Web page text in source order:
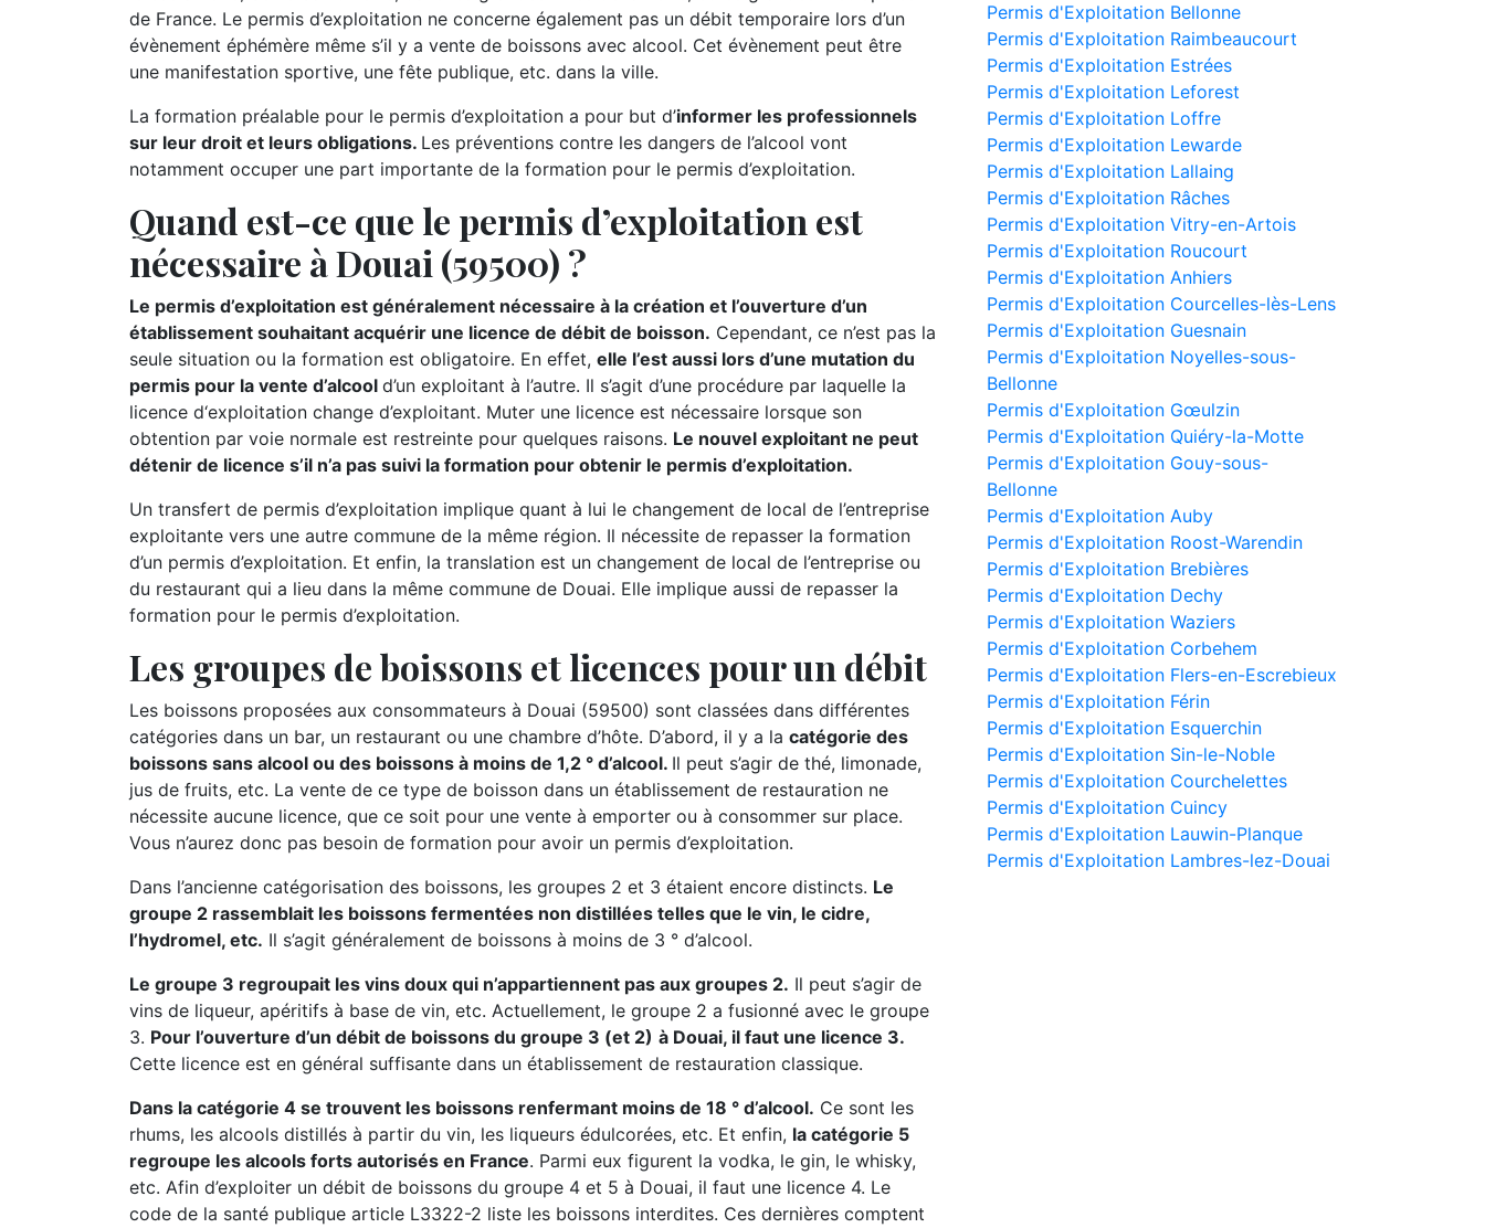
de France. Le permis d’exploitation ne concerne également pas un débit temporaire lors d’un
évènement éphémère même s’il y a vente de boissons avec alcool. Cet évènement peut être
une manifestation sportive, une fête publique, etc. dans la ville.
La formation préalable pour le permis d’exploitation a pour but d’informer les professionnels
sur leur droit et leurs obligations. Les préventions contre les dangers de l’alcool vont
notamment occuper une part importante de la formation pour le permis d’exploitation.
Quand est-ce que le permis d’exploitation est
nécessaire à Douai (59500) ?
Le permis d’exploitation est généralement nécessaire à la création et l’ouverture d’un
établissement souhaitant acquérir une licence de débit de boisson. Cependant, ce n’est pas la
seule situation ou la formation est obligatoire. En effet, elle l’est aussi lors d’une mutation du
permis pour la vente d’alcool d’un exploitant à l’autre. Il s’agit d’une procédure par laquelle la
licence d‘exploitation change d’exploitant. Muter une licence est nécessaire lorsque son
obtention par voie normale est restreinte pour quelques raisons. Le nouvel exploitant ne peut
détenir de licence s’il n’a pas suivi la formation pour obtenir le permis d’exploitation.
Un transfert de permis d’exploitation implique quant à lui le changement de local de l’entreprise
exploitante vers une autre commune de la même région. Il nécessite de repasser la formation
d’un permis d’exploitation. Et enfin, la translation est un changement de local de l’entreprise ou
du restaurant qui a lieu dans la même commune de Douai. Elle implique aussi de repasser la
formation pour le permis d’exploitation.
Les groupes de boissons et licences pour un débit
Les boissons proposées aux consommateurs à Douai (59500) sont classées dans différentes
catégories dans un bar, un restaurant ou une chambre d’hôte. D’abord, il y a la catégorie des
boissons sans alcool ou des boissons à moins de 1,2 ° d’alcool. Il peut s’agir de thé, limonade,
jus de fruits, etc. La vente de ce type de boisson dans un établissement de restauration ne
nécessite aucune licence, que ce soit pour une vente à emporter ou à consommer sur place.
Vous n’aurez donc pas besoin de formation pour avoir un permis d’exploitation.
Dans l’ancienne catégorisation des boissons, les groupes 2 et 3 étaient encore distincts. Le
groupe 2 rassemblait les boissons fermentées non distillées telles que le vin, le cidre,
l’hydromel, etc. Il s’agit généralement de boissons à moins de 3 ° d’alcool.
Le groupe 3 regroupait les vins doux qui n’appartiennent pas aux groupes 2. Il peut s’agir de
vins de liqueur, apéritifs à base de vin, etc. Actuellement, le groupe 2 a fusionné avec le groupe
3. Pour l’ouverture d’un débit de boissons du groupe 3 (et 2) à Douai, il faut une licence 3.
Cette licence est en général suffisante dans un établissement de restauration classique.
Dans la catégorie 4 se trouvent les boissons renfermant moins de 18 ° d’alcool. Ce sont les
rhums, les alcools distillés à partir du vin, les liqueurs édulcorées, etc. Et enfin, la catégorie 5
regroupe les alcools forts autorisés en France. Parmi eux figurent la vodka, le gin, le whisky,
etc. Afin d’exploiter un débit de boissons du groupe 4 et 5 à Douai, il faut une licence 4. Le
code de la santé publique article L3322-2 liste les boissons interdites. Ces dernières comptent
Permis d'Exploitation Bellonne
Permis d'Exploitation Raimbeaucourt
Permis d'Exploitation Estrées
Permis d'Exploitation Leforest
Permis d'Exploitation Loffre
Permis d'Exploitation Lewarde
Permis d'Exploitation Lallaing
Permis d'Exploitation Râches
Permis d'Exploitation Vitry-en-Artois
Permis d'Exploitation Roucourt
Permis d'Exploitation Anhiers
Permis d'Exploitation Courcelles-lès-Lens
Permis d'Exploitation Guesnain
Permis d'Exploitation Noyelles-sous-
Bellonne
Permis d'Exploitation Gœulzin
Permis d'Exploitation Quiéry-la-Motte
Permis d'Exploitation Gouy-sous-
Bellonne
Permis d'Exploitation Auby
Permis d'Exploitation Roost-Warendin
Permis d'Exploitation Brebières
Permis d'Exploitation Dechy
Permis d'Exploitation Waziers
Permis d'Exploitation Corbehem
Permis d'Exploitation Flers-en-Escrebieux
Permis d'Exploitation Férin
Permis d'Exploitation Esquerchin
Permis d'Exploitation Sin-le-Noble
Permis d'Exploitation Courchelettes
Permis d'Exploitation Cuincy
Permis d'Exploitation Lauwin-Planque
Permis d'Exploitation Lambres-lez-Douai